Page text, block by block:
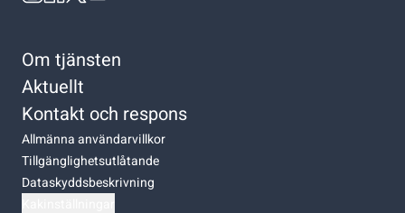
Om tjänsten
Aktuellt
Kontakt och respons
Allmänna användarvillkor
Tillgänglighetsutlåtande
Dataskyddsbeskrivning